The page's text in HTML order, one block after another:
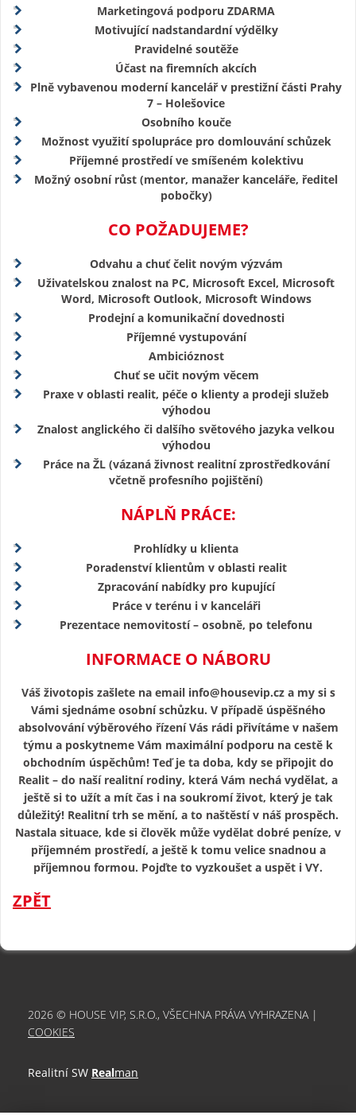
Marketingová podporu ZDARMA
Motivující nadstandardní výdělky
Pravidelné soutěže
Účast na firemních akcích
Plně vybavenou moderní kancelář v prestižní části Prahy
7 – Holešovice
Osobního kouče
Možnost využití spolupráce pro domlouvání schůzek
Příjemné prostředí ve smíšeném kolektivu
Možný osobní růst (mentor, manažer kanceláře, ředitel
pobočky)
CO POŽADUJEME?
Odvahu a chuť čelit novým výzvám
Uživatelskou znalost na PC, Microsoft Excel, Microsoft
Word, Microsoft Outlook, Microsoft Windows
Prodejní a komunikační dovednosti
Příjemné vystupování
Ambicióznost
Chuť se učit novým věcem
Praxe v oblasti realit, péče o klienty a prodeji služeb
výhodou
Znalost anglického či dalšího světového jazyka velkou
výhodou
Práce na ŽL (vázaná živnost realitní zprostředkování
včetně profesního pojištění)
NÁPLŇ PRÁCE:
Prohlídky u klienta
Poradenství klientům v oblasti realit
Zpracování nabídky pro kupující
Práce v terénu i v kanceláři
Prezentace nemovitostí – osobně, po telefonu
INFORMACE O NÁBORU
Váš životopis zašlete na email info@housevip.cza my si s
Vámi sjednáme osobní schůzku. V případě úspěšného
absolvování výběrového řízení Vás rádi přivítáme v našem
týmu a poskytneme Vám maximální podporu na cestě k
obchodním úspěchům! Teď je ta doba, kdy se připojit do
Realit – do naší realitní rodiny, která Vám nechá vydělat, a
ještě si to užít a mít čas i na soukromí život, který je tak
důležitý! Realitní trh se mění, a to naštěstí v náš prospěch.
Nastala situace, kde si člověk může vydělat dobré peníze, v
příjemném prostředí, a ještě k tomu velice snadnou a
příjemnou formou. Pojďte to vyzkoušet a uspět i VY.
ZPĚT
2026 © HOUSE VIP, S.R.O., VŠECHNA PRÁVA VYHRAZENA |
COOKIES
Realitní SW Realman